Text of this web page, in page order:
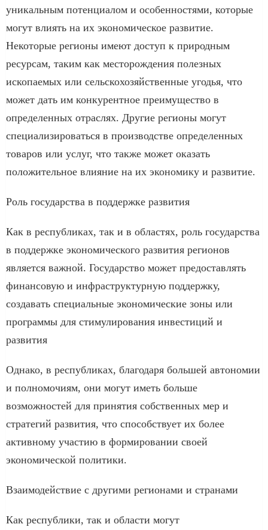
уникальным потенциалом и особенностями, которые
могут влиять на их экономическое развитие.
Некоторые регионы имеют доступ к природным
ресурсам, таким как месторождения полезных
ископаемых или сельскохозяйственные угодья, что
может дать им конкурентное преимущество в
определенных отраслях. Другие регионы могут
специализироваться в производстве определенных
товаров или услуг, что также может оказать
положительное влияние на их экономику и развитие.
Роль государства в поддержке развития
Как в республиках, так и в областях, роль государства
в поддержке экономического развития регионов
является важной. Государство может предоставлять
финансовую и инфраструктурную поддержку,
создавать специальные экономические зоны или
программы для стимулирования инвестиций и
развития
Однако, в республиках, благодаря большей автономии
и полномочиям, они могут иметь больше
возможностей для принятия собственных мер и
стратегий развития, что способствует их более
активному участию в формировании своей
экономической политики.
Взаимодействие с другими регионами и странами
Как республики, так и области могут